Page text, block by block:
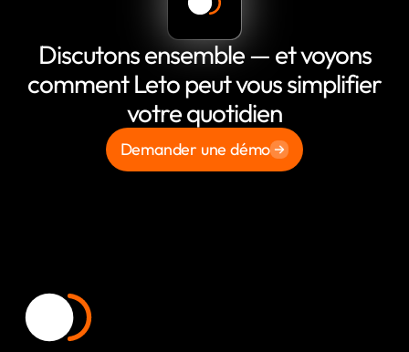
Discutons ensemble — et voyons
comment Leto peut vous simplifier
votre quotidien
Demander une démo